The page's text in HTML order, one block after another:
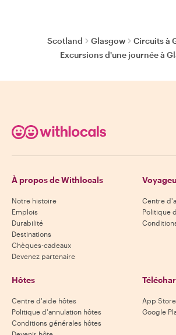
Scotland Glasgow
Circuits à
Excursions d'une journée à
À propos de Withlocals
Notre histoire
Emplois
Durabilité
Destinations
Chèques-cadeaux
Devenez partenaire
Centre
Politique
Hôtes
Centre d'aide hôtes
Politique d'annulation hôtes
Conditions générales hôtes
App Store
Google